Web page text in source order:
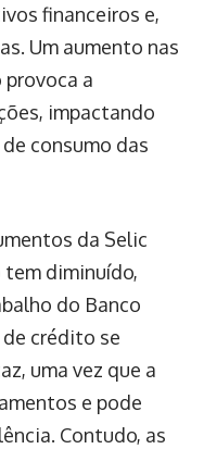
financeiros e,
Um aumento nas
a
impactando
consumo das
da Selic
tem diminuído,
do Banco
de crédito se
uma vez que a
e pode
Contudo, as